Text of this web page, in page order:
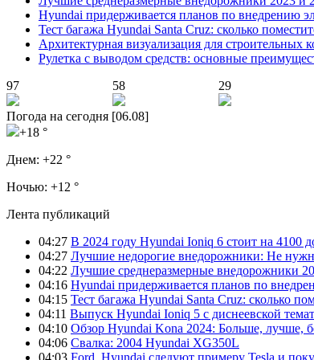
Hyundai придерживается планов по внедрению
Тест багажа Hyundai Santa Cruz: сколько
Архитектурная визуализация для строительных
Рулетка с выводом средств: основные
97
58 29
Погода на сегодня [06.08]
+18 °
Днем: +22 °
Ночью: +12 °
Лента публикаций
04:27 В 2024 году Hyundai Ioniq 6 стоит на 4100
04:27 Лучшие недорогие внедорожники: Не
04:22 Лучшие среднеразмерные внедорожники
04:16 Hyundai придерживается планов по
04:15 Тест багажа Hyundai Santa Cruz: сколько
04:11 Выпуск Hyundai Ioniq 5 с диснеевской
04:10 Обзор Hyundai Kona 2024: Больше, лучше,
04:06 Свалка: 2004 Hyundai XG350L